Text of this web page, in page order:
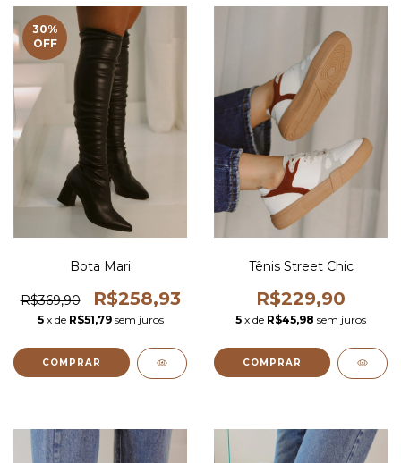
30%
OFF
Bota Mari
R$369,90 R$258,93
5 x de R$51,79 sem juros
COMPRAR
Tênis Street Chic
R$229,90
5 x de R$45,98 sem juros
COMPRAR